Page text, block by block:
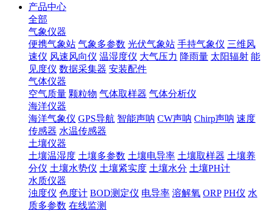
产品中心
全部
气象仪器
便携气象站 气象多参数 光伏气象站 手持气象仪 三维风
速仪 风速风向仪 温湿度仪 大气压力 降雨量 太阳辐射 能
见度仪 数据采集器 安装配件
气体仪器
空气质量 颗粒物 气体取样器 气体分析仪
海洋仪器
海洋气象仪 GPS导航 智能声呐 CW声呐 Chirp声呐 速度
传感器 水温传感器
土壤仪器
土壤温湿度 土壤多参数 土壤电导率 土壤取样器 土壤养
分仪 土壤水势仪 土壤紧实度 土壤水分 土壤PH计
水质仪器
浊度仪 色度计 BOD测定仪 电导率 溶解氧 ORP PH仪 水
质多参数 在线监测